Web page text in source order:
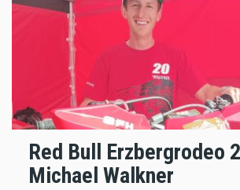
Red Bull Erzbergrodeo
Michael Walkner